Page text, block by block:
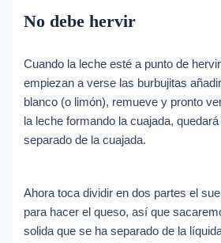
No debe hervir
Cuando la leche esté a punto de
empiezan a verse las burbujitas
blanco (o limón), remueve y pronto
la leche formando la cuajada,
separado de la cuajada.
Ahora toca dividir en dos partes el
para hacer el queso, así que
solida que se ha separado de la